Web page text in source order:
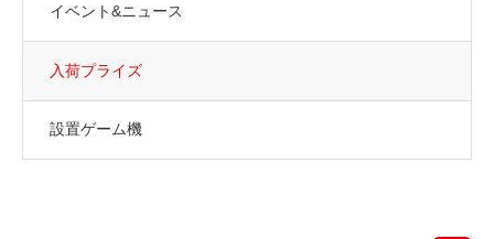
イベント&ニュース
入荷プライズ
設置ゲーム機